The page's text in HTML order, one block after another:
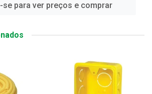
se para ver preços e comprar